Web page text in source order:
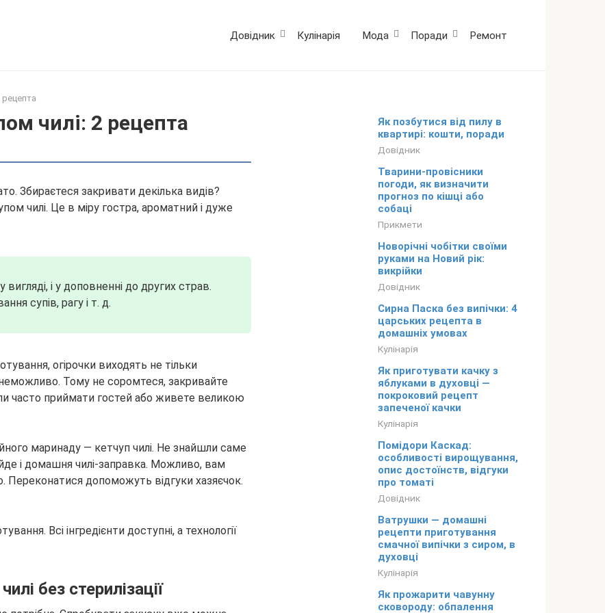
Довідник Кулінарія Мода Поради Ремонт
рецепта
чилі: 2 рецепта
Збираєтеся закривати декілька видів?
чилі. Це в міру гостра, ароматний і дуже
і у доповненні до других страв.
супів, рагу і т. д.
огірочки виходять не тільки
Тому не соромтеся, закривайте
часто приймати гостей або живете великою
маринаду — кетчуп чилі. Не знайшли саме
і домашня чилі-заправка. Можливо, вам
Переконатися допоможуть відгуки хазяєчок.
Всі інгредієнти доступні, а технології
без стерилізації
Як позбутися від пилу в
квартирі: кошти, поради
Довідник
Тварини-провісники
погоди, як визначити
прогноз по кішці або
собаці
Прикмети
Новорічні чобітки своїми
руками на Новий рік:
викрійки
Довідник
Сирна Паска без випічки: 4
царських рецепта в
домашніх умовах
Кулінарія
Як приготувати качку з
яблуками в духовці —
покроковий рецепт
запеченої качки
Кулінарія
Помідори Каскад:
особливості вирощування,
опис достоїнств, відгуки
про томаті
Довідник
Ватрушки — домашні
рецепти приготування
смачної випічки з сиром, в
духовці
Кулінарія
Як прожарити чавунну
сковороду: обпалення